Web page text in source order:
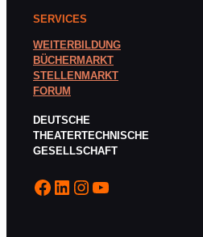
SERVICES
WEITERBILDUNG
BÜCHERMARKT
STELLENMARKT
FORUM
DEUTSCHE
THEATERTECHNISCHE
GESELLSCHAFT
Facebook
LinkedIn
Instagram
YouTube